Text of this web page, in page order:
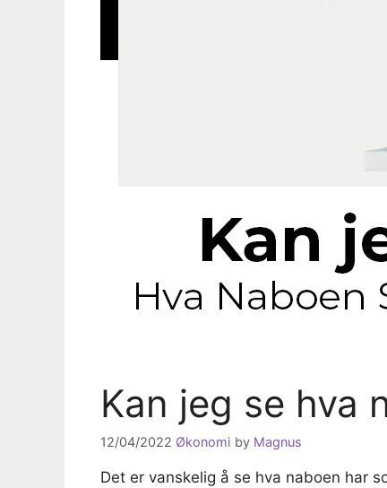
Kan jeg se hva
12/04/2022 Økonomi by Magnus
Det er vanskelig å se hva naboen har